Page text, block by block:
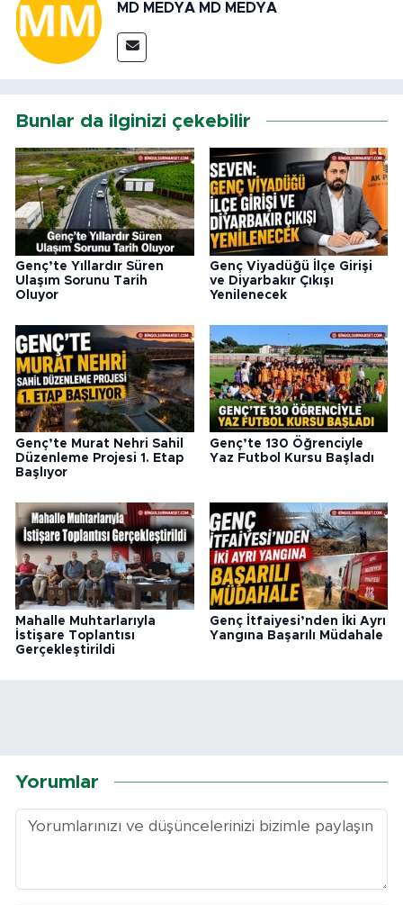
MD MEDYA MD MEDYA
Bunlar da ilginizi çekebilir
Genç’te Yıllardır Süren
Ulaşım Sorunu Tarih
Oluyor
Genç Viyadüğü İlçe Girişi
ve Diyarbakır Çıkışı
Yenilenecek
Genç’te Murat Nehri Sahil
Düzenleme Projesi 1. Etap
Başlıyor
Genç’te 130 Öğrenciyle
Yaz Futbol Kursu Başladı
Mahalle Muhtarlarıyla
İstişare Toplantısı
Gerçekleştirildi
Genç İtfaiyesi’nden İki Ayrı
Yangına Başarılı Müdahale
Yorumlar